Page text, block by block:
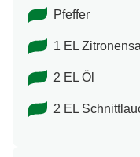
Pfeffer
1 EL
2 EL Öl
2 EL